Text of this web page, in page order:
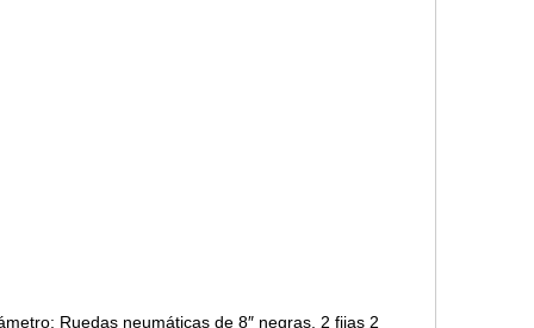
Ruedas neumáticas de 8″ negras, 2 fijas 2